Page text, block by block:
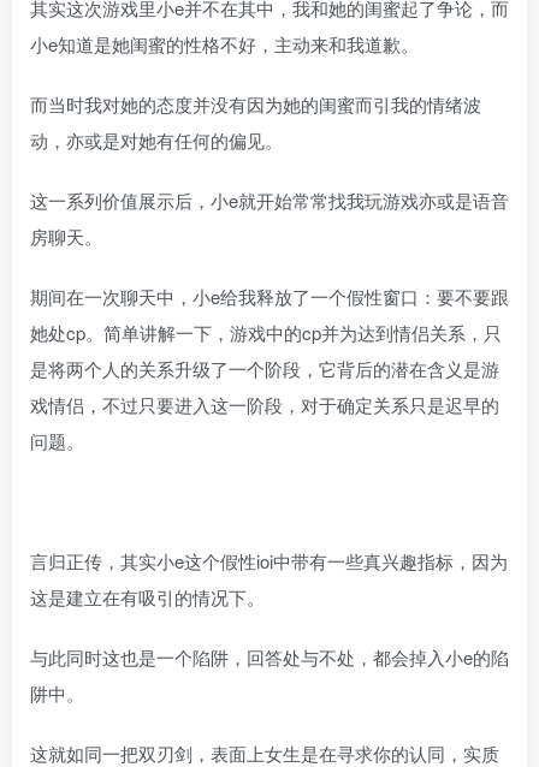
其实这次游戏里小e并不在其中，我和她的闺蜜起了争论，而
小e知道是她闺蜜的性格不好，主动来和我道歉。
而当时我对她的态度并没有因为她的闺蜜而引我的情绪波
动，亦或是对她有任何的偏见。
这一系列价值展示后，小e就开始常常找我玩游戏亦或是语音
房聊天。
期间在一次聊天中，小e给我释放了一个假性窗口：要不要跟
她处cp。简单讲解一下，游戏中的cp并为达到情侣关系，只
是将两个人的关系升级了一个阶段，它背后的潜在含义是游
戏情侣，不过只要进入这一阶段，对于确定关系只是迟早的
问题。
言归正传，其实小e这个假性ioi中带有一些真兴趣指标，因为
这是建立在有吸引的情况下。
与此同时这也是一个陷阱，回答处与不处，都会掉入小e的陷
阱中。
这就如同一把双刃剑，表面上女生是在寻求你的认同，实质